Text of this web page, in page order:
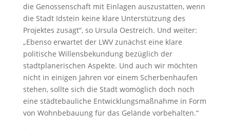
die Genossenschaft mit Einlagen auszustatten, wenn
die Stadt Idstein keine klare Unterstützung des
Projektes zusagt“, so Ursula Oestreich. Und weiter:
„Ebenso erwartet der LWV zunächst eine klare
politische Willensbekundung bezüglich der
stadtplanerischen Aspekte. Und auch wir möchten
nicht in einigen Jahren vor einem Scherbenhaufen
stehen, sollte sich die Stadt womöglich doch noch
eine städtebauliche Entwicklungsmaßnahme in Form
von Wohnbebauung für das Gelände vorbehalten.“